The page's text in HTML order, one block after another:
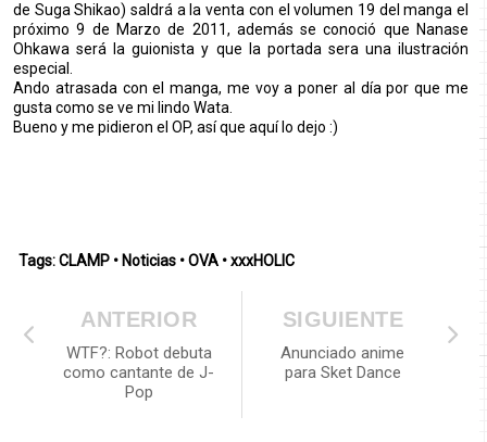
de Suga Shikao) saldrá a la venta con el volumen 19 del manga el
próximo 9 de Marzo de 2011, además se conoció que Nanase
Ohkawa será la guionista y que la portada sera una ilustración
especial.
Ando atrasada con el manga, me voy a poner al día por que me
gusta como se ve mi lindo Wata.
Bueno y me pidieron el OP, así que aquí lo dejo :)
Tags:CLAMP • Noticias •OVA •xxxHOLIC
SIGUIENTE
Anunciado anime
para Sket Dance
ANTERIOR
WTF?: Robot debuta
como cantante de J-
Pop